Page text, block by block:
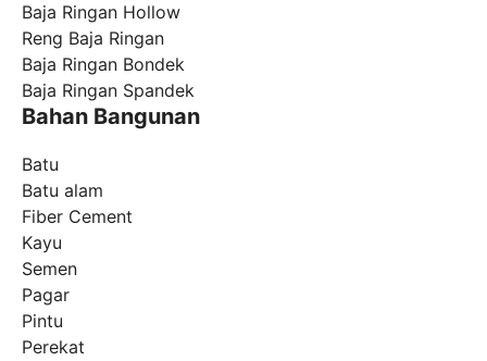
Baja Ringan Hollow
Reng Baja Ringan
Baja Ringan Bondek
Baja Ringan Spandek
Bahan Bangunan
Batu
Batu alam
Fiber Cement
Kayu
Semen
Pagar
Pintu
Perekat